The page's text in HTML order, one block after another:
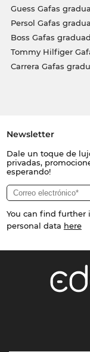
Guess Gafas
Persol Gafas
Boss Gafas
Tommy Hilfiger
Carrera Gafas
Newsletter
Dale un toque de
privadas,
esperando!
You can find further
personal data here